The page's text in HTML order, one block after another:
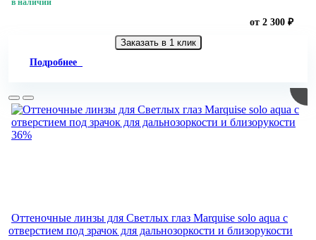
в наличии
от 2 300 ₽
Заказать в 1 клик
Подробнее
36%
Оттеночные линзы для Светлых глаз Marquise solo aqua с
отверстием под зрачок для дальнозоркости и близорукости